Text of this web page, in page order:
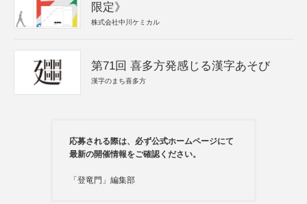
限定》
株式会社中川ケミカル
第71回 喜多方発感じる漢字あそび
漢字のまち喜多方
応募される際は、必ず公式ホームページにて
最新の開催情報をご確認ください。
「登竜門」編集部